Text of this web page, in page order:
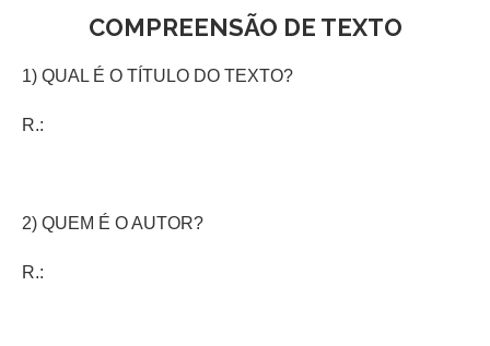
COMPREENSÃO DE TEXTO
1) QUAL É O TÍTULO DO TEXTO?
R.:
2) QUEM É O AUTOR?
R.: